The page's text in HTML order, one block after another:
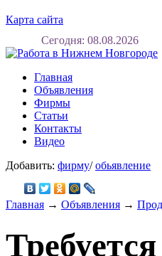
Карта сайта
Сегодня: 08.08.2026
Главная
Объявления
Фирмы
Статьи
Контакты
Видео
Добавить: фирму/обьявление
Главная → Объявления →